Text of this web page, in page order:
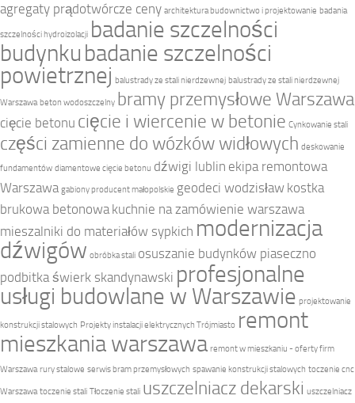
agregaty prądotwórcze ceny architektura budownictwo i projektowanie badania
szczelności hydroizolacji badanie szczelności
budynku badanie szczelności
powietrznej balustrady ze stali nierdzewnej balustrady ze stali nierdzewnej
Warszawa beton wodoszczelny bramy przemysłowe Warszawa
cięcie betonu cięcie i wiercenie w betonie Cynkowanie stali
części zamienne do wózków widłowych deskowanie
fundamentów diamentowe cięcie betonu dźwigi lublin ekipa remontowa
Warszawa gabiony producent małopolskie geodeci wodzisław kostka
brukowa betonowa kuchnie na zamówienie warszawa
mieszalniki do materiałów sypkich modernizacja
dźwigów obróbka stali osuszanie budynków piaseczno
podbitka świerk skandynawski profesjonalne
usługi budowlane w Warszawie projektowanie
konstrukcji stalowych Projekty instalacji elektrycznych Trójmiasto remont
mieszkania warszawa remont w mieszkaniu - oferty firm
Warszawa rury stalowe serwis bram przemysłowych spawanie konstrukcji stalowych toczenie cnc
Warszawa toczenie stali Tłoczenie stali uszczelniacz dekarski uszczelniacz